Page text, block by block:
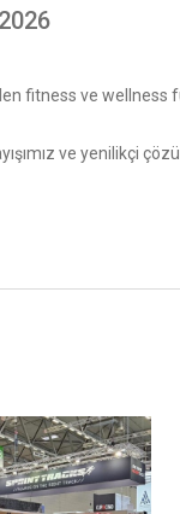
fitness ve wellness
ve yenilikçi